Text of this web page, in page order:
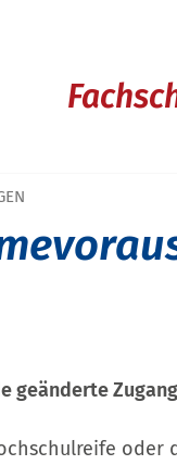
geänderte
oder